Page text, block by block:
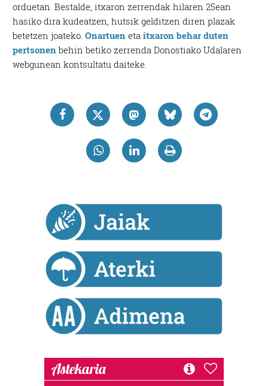
orduetan. Bestalde, itxaron zerrendak hilaren 25ean
hasiko dira kudeatzen, hutsik gelditzen diren plazak
betetzen joateko.Onartuen etaitxaron behar duten
pertsonen behin betiko zerrenda Donostiako Udalaren
webgunean kontsultatu daiteke.
Astekaria